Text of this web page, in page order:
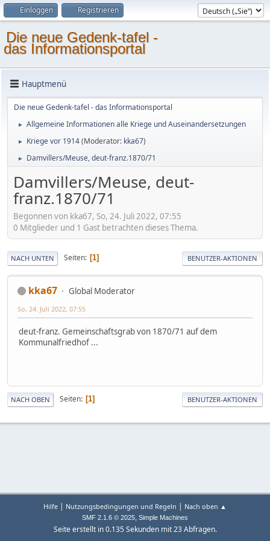
Einloggen Registrieren
Die neue Gedenk-tafel -
das Informationsportal
Hauptmenü
Die neue Gedenk-tafel - das Informationsportal
► Allgemeine Informationen alle Kriege und Auseinandersetzungen
► Kriege vor 1914(Moderator: kka67)
► Damvillers/Meuse, deut-franz.1870/71
Damvillers/Meuse, deut-
franz.1870/71
Begonnen von kka67, So, 24. Juli 2022, 07:55
0 Mitglieder und 1 Gast betrachten dieses Thema.
NACH UNTEN Seiten 1 BENUTZER-AKTIONEN
kka67 Global Moderator
So, 24. Juli 2022, 07:55
deut-franz. Gemeinschaftsgrab von 1870/71 auf dem
Kommunalfriedhof ...
NACH OBEN Seiten 1 BENUTZER-AKTIONEN
Hilfe | Nutzungsbedingungen und Regeln | Nach oben ▲
SMF 2.1.6 © 2025, Simple Machines
Seite erstellt in 0.135 Sekunden mit 23 Abfragen.